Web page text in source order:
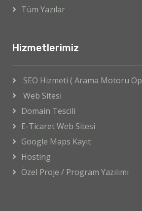
Tüm Yazılar
Hizmetlerimiz
SEO Hizmeti ( Arama Motoru
Web Sitesi
Domain Tescili
E-Ticaret Web Sitesi
Google Maps Kayıt
Hosting
Özel Proje / Program Yazılımı